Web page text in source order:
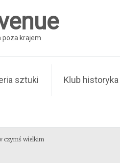
poza krajem
sztuki Klub historyka
czymś wielkim